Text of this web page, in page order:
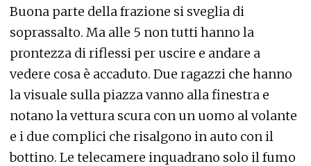
Buona parte della frazione si sveglia di
soprassalto. Ma alle 5 non tutti hanno la
prontezza di riflessi per uscire e andare a
vedere cosa è accaduto. Due ragazzi che hanno
la visuale sulla piazza vanno alla finestra e
notano la vettura scura con un uomo al volante
e i due complici che risalgono in auto con il
bottino. Le telecamere inquadrano solo il fumo